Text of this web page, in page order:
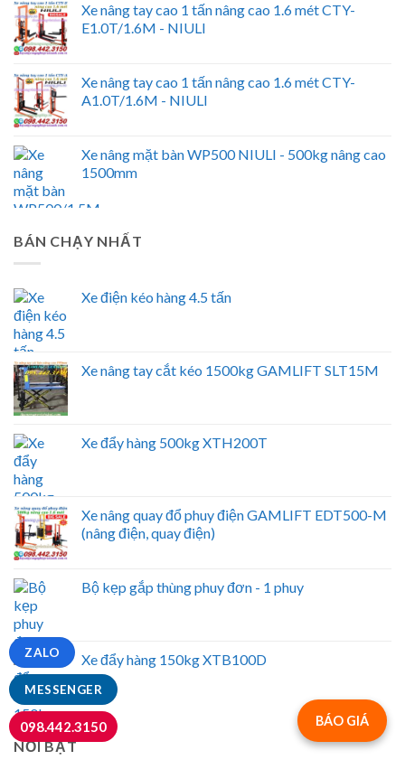
Xe nâng tay cao 1 tấn nâng cao 1.6 mét CTY-
E1.0T/1.6M - NIULI
Xe nâng tay cao 1 tấn nâng cao 1.6 mét CTY-
A1.0T/1.6M - NIULI
Xe nâng mặt bàn WP500 NIULI - 500kg nâng cao
1500mm
BÁN CHẠY NHẤT
Xe điện kéo hàng 4.5 tấn
Xe nâng tay cắt kéo 1500kg GAMLIFT SLT15M
Xe đẩy hàng 500kg XTH200T
Xe nâng quay đổ phuy điện GAMLIFT EDT500-M
(nâng điện, quay điện)
Bộ kẹp gắp thùng phuy đơn - 1 phuy
Xe đẩy hàng 150kg XTB100D
NỔI BẬT
BÁO GIÁ
MESSENGER
ZALO
098.442.3150